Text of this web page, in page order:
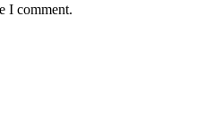
I comment.